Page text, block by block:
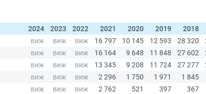
2024
2023 2022 2021 2020 2019
2018